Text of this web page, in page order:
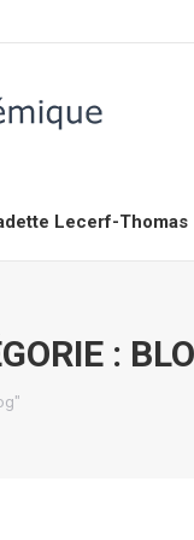
Lecerf-Thomas
: